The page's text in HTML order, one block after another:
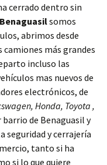
cerrado dentro sin
somos
abrimos desde
más grandes
incluso las
mas nuevos de
electrónicos, de
Honda, Toyota ,
de Benaguasil y
seguridad y cerrajería
tanto si ha
si lo que quiere